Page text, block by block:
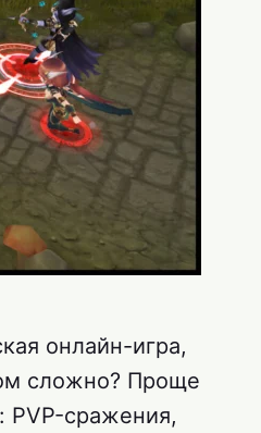
онлайн-игра,
сложно? Проще
PVP-сражения,